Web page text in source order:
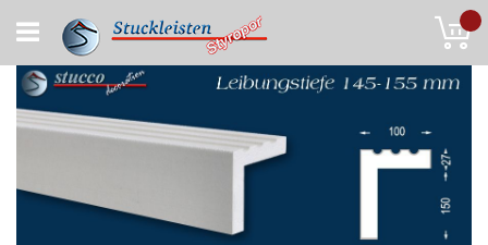
to
Content